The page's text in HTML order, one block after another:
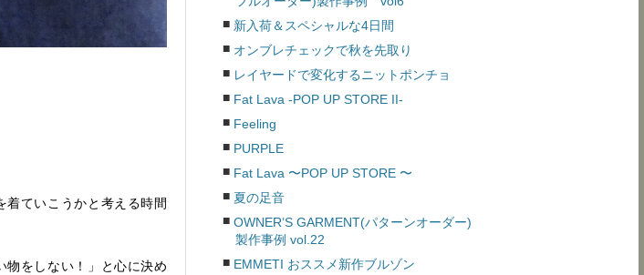
ていこうかと考える時間
物をしない！」と心に決め
新入荷＆スペシャルな4日間
オンブレチェックで秋を先取り
レイヤードで変化するニットポンチョ
Fat Lava -POP UP STORE II-
Feeling
PURPLE
Fat Lava 〜POP UP STORE 〜
夏の足音
OWNER’S GARMENT(パターンオーダー)
製作事例 vol.22
EMMETI おススメ新作ブルゾン